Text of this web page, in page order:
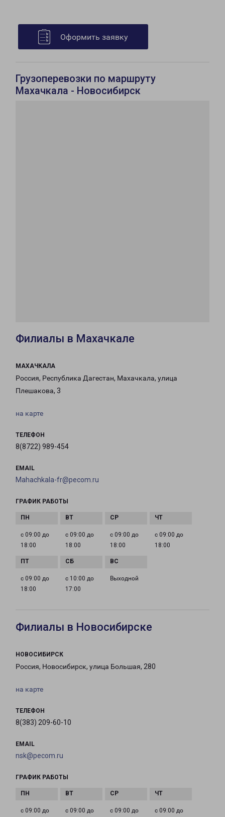
Оформить заявку
Грузоперевозки по маршруту
Махачкала - Новосибирск
Филиалы в Махачкале
МАХАЧКАЛА
Россия, Республика Дагестан, Махачкала, улица
Плешакова, 3
на карте
ТЕЛЕФОН
8(8722) 989-454
EMAIL
Mahachkala-fr@pecom.ru
ГРАФИК РАБОТЫ
с 09:00 до
18:00
с 09:00 до
18:00
с 09:00 до
18:00
с 09:00 до
18:00
с 09:00 до
18:00
с 10:00 до
17:00
Выходной
Филиалы в Новосибирске
НОВОСИБИРСК
Россия, Новосибирск, улица Большая, 280
на карте
ТЕЛЕФОН
8(383) 209-60-10
EMAIL
nsk@pecom.ru
ГРАФИК РАБОТЫ
с 09:00 до с 09:00 до с 09:00 до с 09:00 до